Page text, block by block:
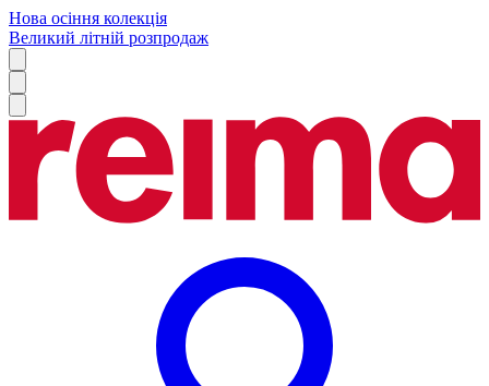
Нова осіння колекція
Великий літній розпродаж